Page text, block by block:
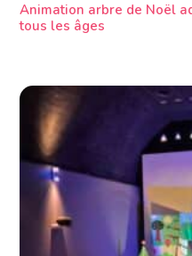
Animation arbre de Noël
tous les âges